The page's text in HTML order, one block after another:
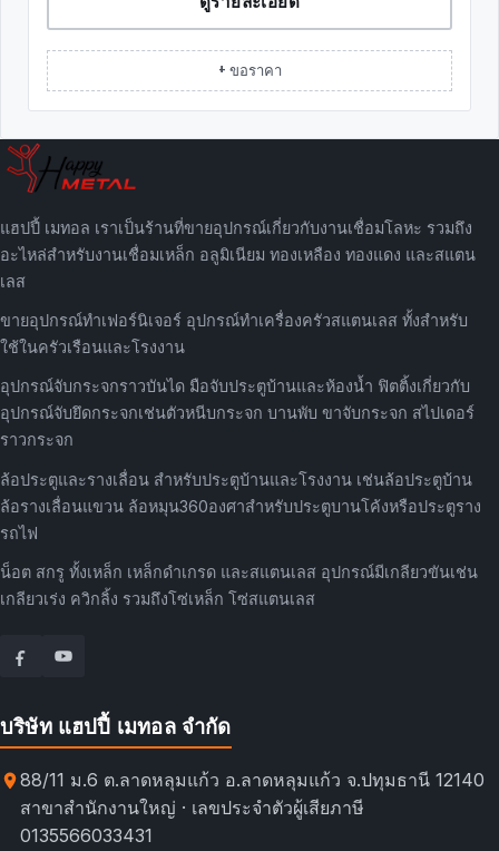
+ ขอราคา
แฮปปี้ เมทอล เราเป็นร้านที่ขายอุปกรณ์เกี่ยวกับงานเชื่อมโลหะ รวมถึง
อะไหล่สำหรับงานเชื่อมเหล็ก อลูมิเนียม ทองเหลือง ทองแดง และสแตน
เลส
ขายอุปกรณ์ทำเฟอร์นิเจอร์ อุปกรณ์ทำเครื่องครัวสแตนเลส ทั้งสำหรับ
ใช้ในครัวเรือนและโรงงาน
อุปกรณ์จับกระจกราวบันได มือจับประตูบ้านและห้องน้ำ ฟิตติ้งเกี่ยวกับ
อุปกรณ์จับยึดกระจกเช่นตัวหนีบกระจก บานพับ ขาจับกระจก สไปเดอร์
ราวกระจก
ล้อประตูและรางเลื่อน สำหรับประตูบ้านและโรงงาน เช่นล้อประตูบ้าน
ล้อรางเลื่อนแขวน ล้อหมุน360องศาสำหรับประตูบานโค้งหรือประตูราง
รถไฟ
น็อต สกรู ทั้งเหล็ก เหล็กดำเกรด และสแตนเลส อุปกรณ์มีเกลียวขันเช่น
เกลียวเร่ง ควิกลิ้ง รวมถึงโซ่เหล็ก โซ่สแตนเลส
บริษัท แฮปปี้ เมทอล จำกัด
88/11 ม.6 ต.ลาดหลุมแก้ว อ.ลาดหลุมแก้ว จ.ปทุมธานี 12140
สาขาสำนักงานใหญ่ · เลขประจำตัวผู้เสียภาษี
0135566033431